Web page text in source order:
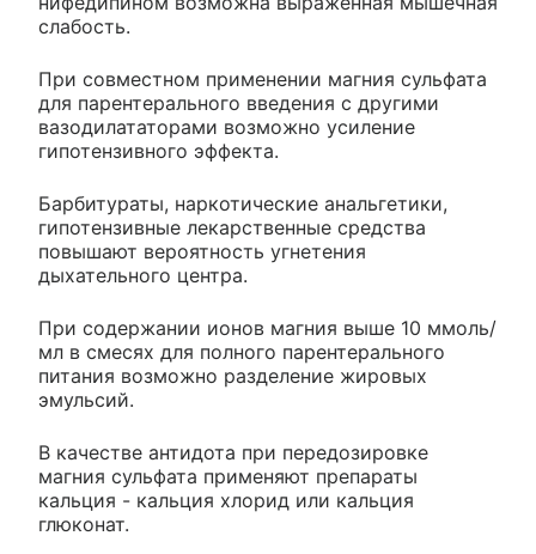
слабость.
При совместном применении магния сульфата
для парентерального введения с другими
вазодилататорами возможно усиление
гипотензивного эффекта.
Барбитураты, наркотические анальгетики,
гипотензивные лекарственные средства
повышают вероятность угнетения
дыхательного центра.
При содержании ионов магния выше 10 ммоль/
мл в смесях для полного парентерального
питания возможно разделение жировых
эмульсий.
В качестве антидота при передозировке
магния сульфата применяют препараты
кальция - кальция хлорид или кальция
глюконат.